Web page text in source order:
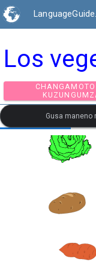
Los
Gusa maneno